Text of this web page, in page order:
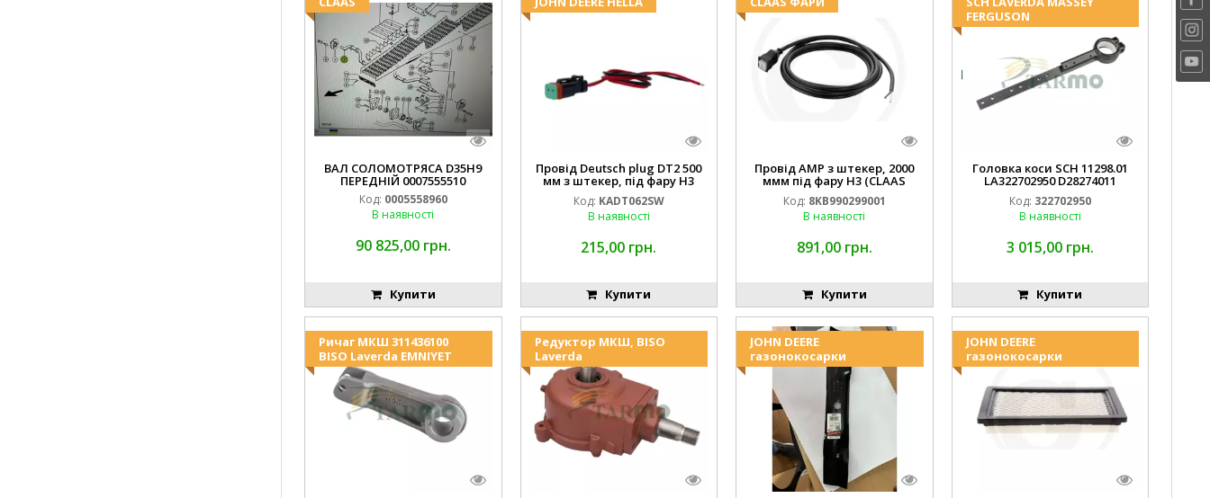
ВАЛ СОЛОМОТРЯСА D35H9
ПЕРЕДНІЙ 0007555510
Код: 0005558960
В наявності
90 825,00 грн.
Купити
Провід Deutsch plug DT2 500
мм з штекер, під фару H3
(JOHN DEERE AL116438
994.184.00) ) Kramp Hella
Код: KADT062SW
В наявності
215,00 грн.
Купити
Провід AMP з штекер, 2000
ммм під фару H3 (CLAAS
013733) Hella
Код: 8KB990299001
В наявності
891,00 грн.
Купити
FERGUSON
Головка коси SCH 11298.01
LA322702950 D28274011
EMNIYET
Код: 322702950
В наявності
3 015,00 грн.
Купити
Ричаг МКШ 311436100
BISO Laverda EMNIYET
Редуктор МКШ, BISO
Laverda
JOHN DEERE
газонокосарки
JOHN DEERE
газонокосарки